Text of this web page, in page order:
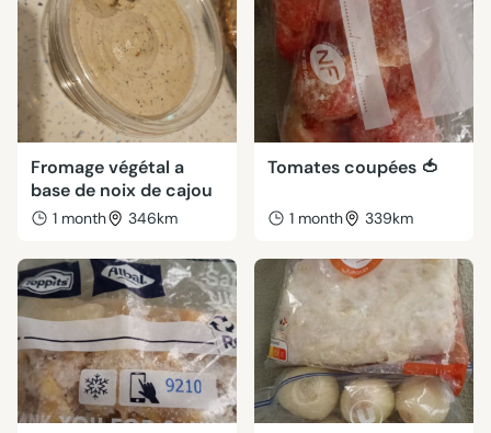
Fromage végétal a
base de noix de cajou
1 month 346km
Tomates coupées 🍅
1 month 339km